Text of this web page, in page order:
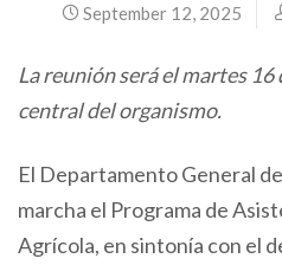
September 12, 2025
La reunión será el martes
central del organismo.
El Departamento General
marcha el Programa de
Agrícola, en sintonía con el